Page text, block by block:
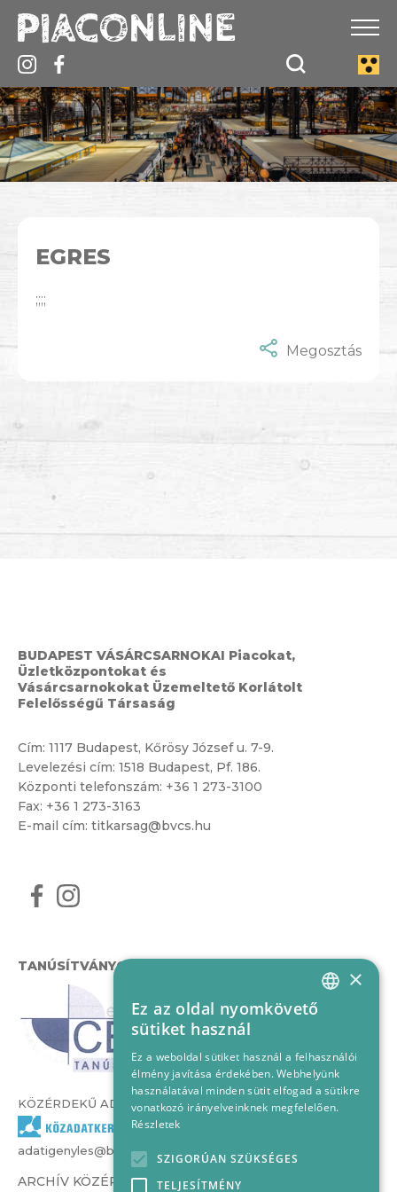
EGRES
;;;;
Megosztás
BUDAPEST VÁSÁRCSARNOKAI Piacokat,
Üzletközpontokat és
Vásárcsarnokokat Üzemeltető Korlátolt
Felelősségű Társaság
Cím: 1117 Budapest, Kőrösy József u. 7-9.
Levelezési cím: 1518 Budapest, Pf. 186.
Központi telefonszám: +36 1 273-3100
Fax: +36 1 273-3163
E-mail cím: titkarsag@bvcs.hu
TANÚSÍTVÁNYOK
KÖZÉRDEKŰ ADATOK
adatigenyles@bvcs.hu
ARCHÍV KÖZÉRDEKŰ ADATOK –
HUNGARIAN
×
Ez az oldal nyomkövető
sütiket használ
Ez a weboldal sütiket használ a felhasználói
élmény javítása érdekében. Webhelyünk
használatával minden sütit elfogad a sütikre
vonatkozó irányelveinknek megfelelően.
Részletek
SZIGORÚAN SZÜKSÉGES
TELJESÍTMÉNY